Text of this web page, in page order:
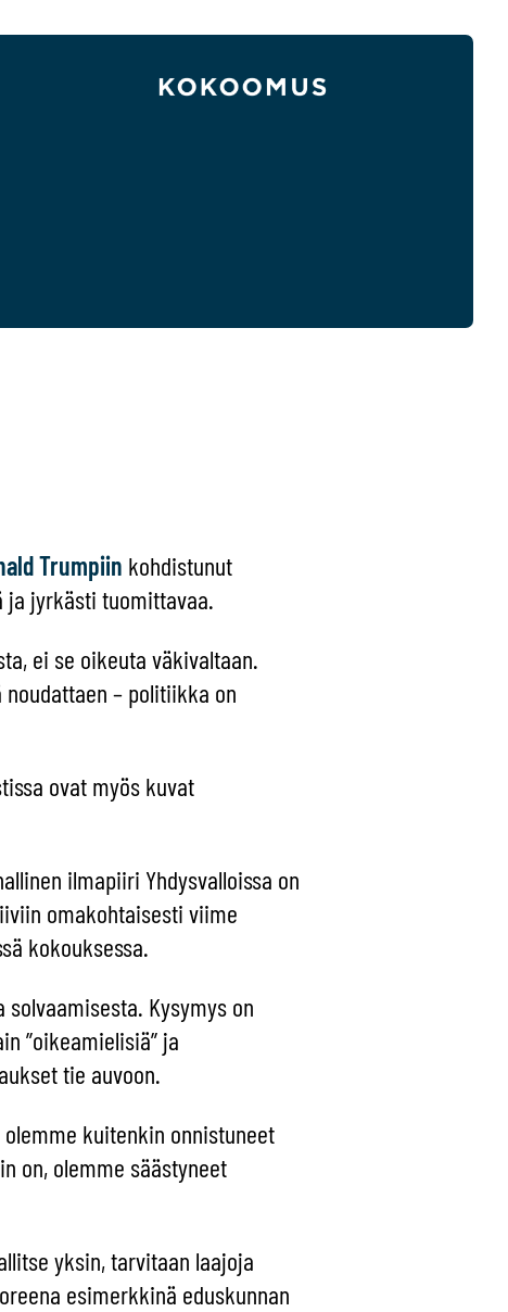
Trumpiin kohdistunut
ja jyrkästi tuomittavaa.
ei se oikeuta väkivaltaan.
– politiikka on
ovat myös kuvat
ilmapiiri Yhdysvalloissa on
omakohtaisesti viime
kokouksessa.
Kysymys on
”oikeamielisiä” ja
tie auvoon.
kuitenkin onnistuneet
on, olemme säästyneet
yksin, tarvitaan laajoja
esimerkkinä eduskunnan